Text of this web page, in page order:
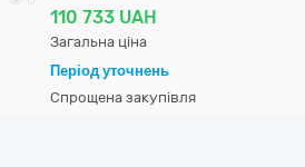
110 733 UAH
Загальна ціна
Період уточнень
Спрощена закупівля